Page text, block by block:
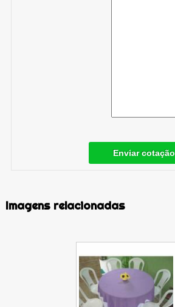
Enviar cotação
Imagens relacionadas